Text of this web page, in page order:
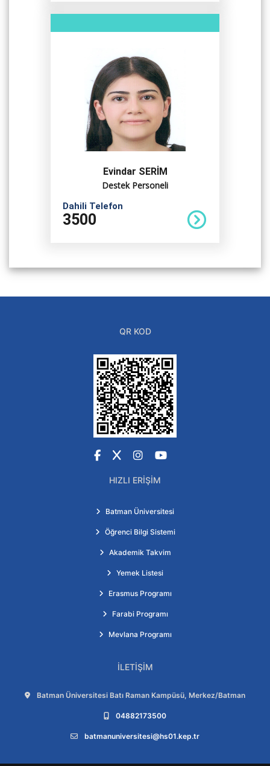
Evindar SERİM
Destek Personeli
Dahili Telefon
3500
QR KOD
Facebook
X Instagram
YouTube
HIZLI ERIŞIM
Batman Üniversitesi
Öğrenci Bilgi Sistemi
Akademik Takvim
Yemek Listesi
Erasmus Programı
Farabi Programı
Mevlana Programı
İLETIŞIM
Adres:
Batman Üniversitesi Batı Raman Kampüsü, Merkez/Batman
Telefon:
04882173500
E-posta:
batmanuniversitesi@hs01.kep.tr